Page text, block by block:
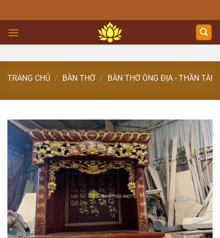
to
content
TRANG CHỦ / BÀN THỜ / BÀN THỜ ÔNG ĐỊA - THẦN TÀI